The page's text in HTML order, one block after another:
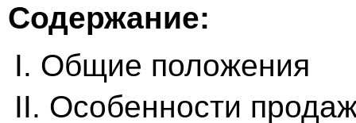
Содержание:
I. Общие положения
II. Особенности